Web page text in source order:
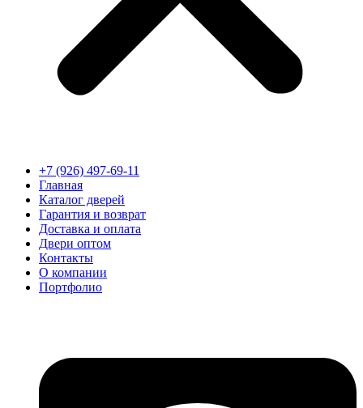
+7 (926) 497-69-11
Главная
Каталог дверей
Гарантия и возврат
Доставка и оплата
Двери оптом
Контакты
О компании
Портфолио